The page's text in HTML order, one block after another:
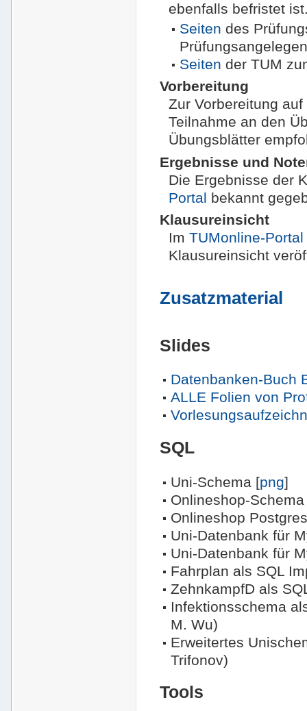
ebenfalls befristet
Seiten des
Seiten der TUM
Vorbereitung
Zur Vorbereitung
Teilnahme an den
Übungsblätter
Ergebnisse und
Die Ergebnisse der
Portal bekannt
Klausureinsicht
ImTUMonline-Portal
Klausureinsicht
Zusatzmaterial
Slides
Datenbanken-Buch
ALLE Folien von
SQL
Uni-Schema [png]
Onlineshop-Schema
Onlineshop
Uni-Datenbank für
Uni-Datenbank für
Fahrplan als SQL
ZehnkampfD als
Infektionsschema
M. Wu)
Erweitertes
Trifonov)
Tools